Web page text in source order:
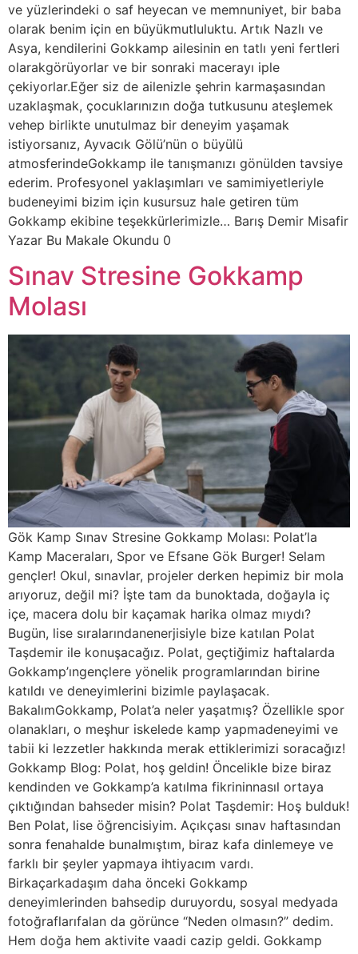
ve yüzlerindeki o saf heyecan ve memnuniyet, bir baba
olarak benim için en büyükmutluluktu. Artık Nazlı ve
Asya, kendilerini Gokkamp ailesinin en tatlı yeni fertleri
olarakgörüyorlar ve bir sonraki macerayı iple
çekiyorlar.Eğer siz de ailenizle şehrin karmaşasından
uzaklaşmak, çocuklarınızın doğa tutkusunu ateşlemek
vehep birlikte unutulmaz bir deneyim yaşamak
istiyorsanız, Ayvacık Gölü’nün o büyülü
atmosferindeGokkamp ile tanışmanızı gönülden tavsiye
ederim. Profesyonel yaklaşımları ve samimiyetleriyle
budeneyimi bizim için kusursuz hale getiren tüm
Gokkamp ekibine teşekkürlerimizle… Barış Demir Misafir
Yazar Bu Makale Okundu 0
Sınav Stresine Gokkamp
Molası
Gök Kamp Sınav Stresine Gokkamp Molası: Polat’la
Kamp Maceraları, Spor ve Efsane Gök Burger! Selam
gençler! Okul, sınavlar, projeler derken hepimiz bir mola
arıyoruz, değil mi? İşte tam da bunoktada, doğayla iç
içe, macera dolu bir kaçamak harika olmaz mıydı?
Bugün, lise sıralarındanenerjisiyle bize katılan Polat
Taşdemir ile konuşacağız. Polat, geçtiğimiz haftalarda
Gokkamp’ıngençlere yönelik programlarından birine
katıldı ve deneyimlerini bizimle paylaşacak.
BakalımGokkamp, Polat’a neler yaşatmış? Özellikle spor
olanakları, o meşhur iskelede kamp yapmadeneyimi ve
tabii ki lezzetler hakkında merak ettiklerimizi soracağız!
Gokkamp Blog: Polat, hoş geldin! Öncelikle bize biraz
kendinden ve Gokkamp’a katılma fikrininnasıl ortaya
çıktığından bahseder misin? Polat Taşdemir: Hoş bulduk!
Ben Polat, lise öğrencisiyim. Açıkçası sınav haftasından
sonra fenahalde bunalmıştım, biraz kafa dinlemeye ve
farklı bir şeyler yapmaya ihtiyacım vardı.
Birkaçarkadaşım daha önceki Gokkamp
deneyimlerinden bahsedip duruyordu, sosyal medyada
fotoğraflarıfalan da görünce “Neden olmasın?” dedim.
Hem doğa hem aktivite vaadi cazip geldi. Gokkamp